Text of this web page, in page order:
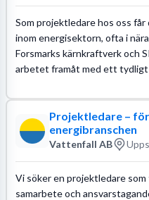
Som projektledare hos oss
inom energisektorn, ofta i
Forsmarks kärnkraftverk och
arbetet framåt med ett
Projektledare –
energibranschen
Vattenfall AB
Vi söker en projektledare
samarbete och